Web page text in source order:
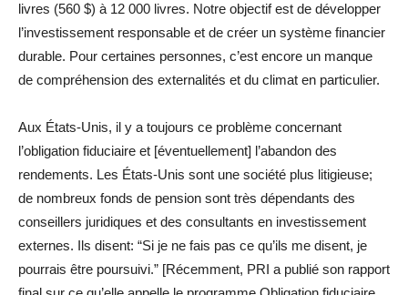
livres (560 $) à 12 000 livres. Notre objectif est de développer
l’investissement responsable et de créer un système financier
durable. Pour certaines personnes, c’est encore un manque
de compréhension des externalités et du climat en particulier.
Aux États-Unis, il y a toujours ce problème concernant
l’obligation fiduciaire et [éventuellement] l’abandon des
rendements. Les États-Unis sont une société plus litigieuse;
de nombreux fonds de pension sont très dépendants des
conseillers juridiques et des consultants en investissement
externes. Ils disent: “Si je ne fais pas ce qu’ils me disent, je
pourrais être poursuivi.” [Récemment, PRI a publié son rapport